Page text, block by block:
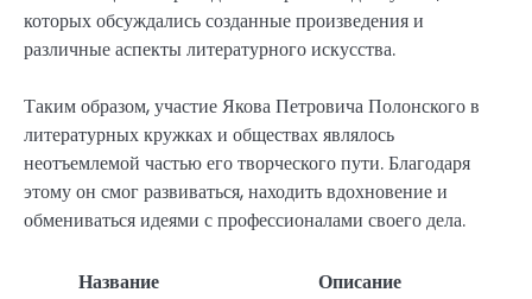
которых обсуждались созданные произведения и
различные аспекты литературного искусства.
Таким образом, участие Якова Петровича Полонского в
литературных кружках и обществах являлось
неотъемлемой частью его творческого пути. Благодаря
этому он смог развиваться, находить вдохновение и
обмениваться идеями с профессионалами своего дела.
Название
Описание